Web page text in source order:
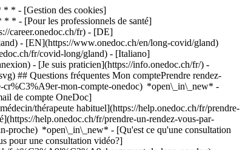
* - [Gestion des cookies]
* - [Pour les professionnels de santé]
career.onedoc.ch/fr) - [DE]
- [EN](https://www.onedoc.ch/en/long-covid/gland)
fr/covid-long/gland) - [Italiano]
- [Je suis praticien](https://info.onedoc.ch/fr/) -
## Questions fréquentes Mon comptePrendre rendez-
cr%C3%A9er-mon-compte-onedoc) *open\_in\_new* -
de compte OneDoc]
thérapeute habituel](https://help.onedoc.ch/fr/prendre-
help.onedoc.ch/fr/prendre-un-rendez-vous-par-
proche) *open\_in\_new* - [Qu'est ce qu'une consultation
pour une consultation vidéo?]